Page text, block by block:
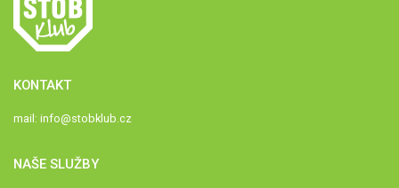
KONTAKT
mail: info@stobklub.cz
NAŠE SLUŽBY